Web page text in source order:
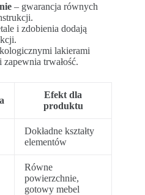
– gwarancja równych
i zdobienia dodają
lakierami
trwałość.
Efekt dla
produktu
Dokładne kształty
elementów
Równe
powierzchnie,
gotowy mebel